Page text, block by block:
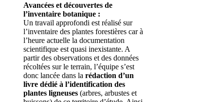
Avancées et découvertes de
l’inventaire botanique :
Un travail approfondi est réalisé sur
l’inventaire des plantes forestières car à
l’heure actuelle la documentation
scientifique est quasi inexistante. A
partir des observations et des données
récoltées sur le terrain, l’équipe s’est
donc lancée dans la rédaction d’un
livre dédié à l’identification des
plantes ligneuses (arbres, arbustes et